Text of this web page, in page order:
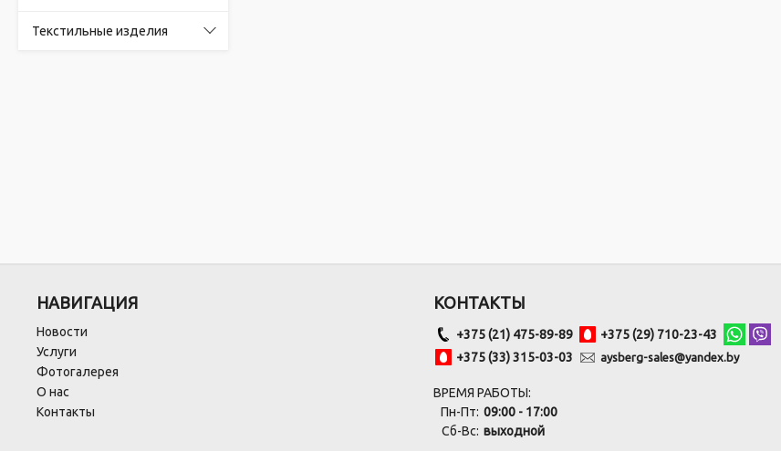
Текстильные изделия
НАВИГАЦИЯ
Новости
Услуги
Фотогалерея
О нас
Контакты
КОНТАКТЫ
+375 (21) 475-89-89
+375 (29) 710-23-43
+375 (33) 315-03-03
aysberg-sales@yandex.by
ВРЕМЯ РАБОТЫ:
Пн-Пт: 09:00 - 17:00
Сб-Вс: выходной